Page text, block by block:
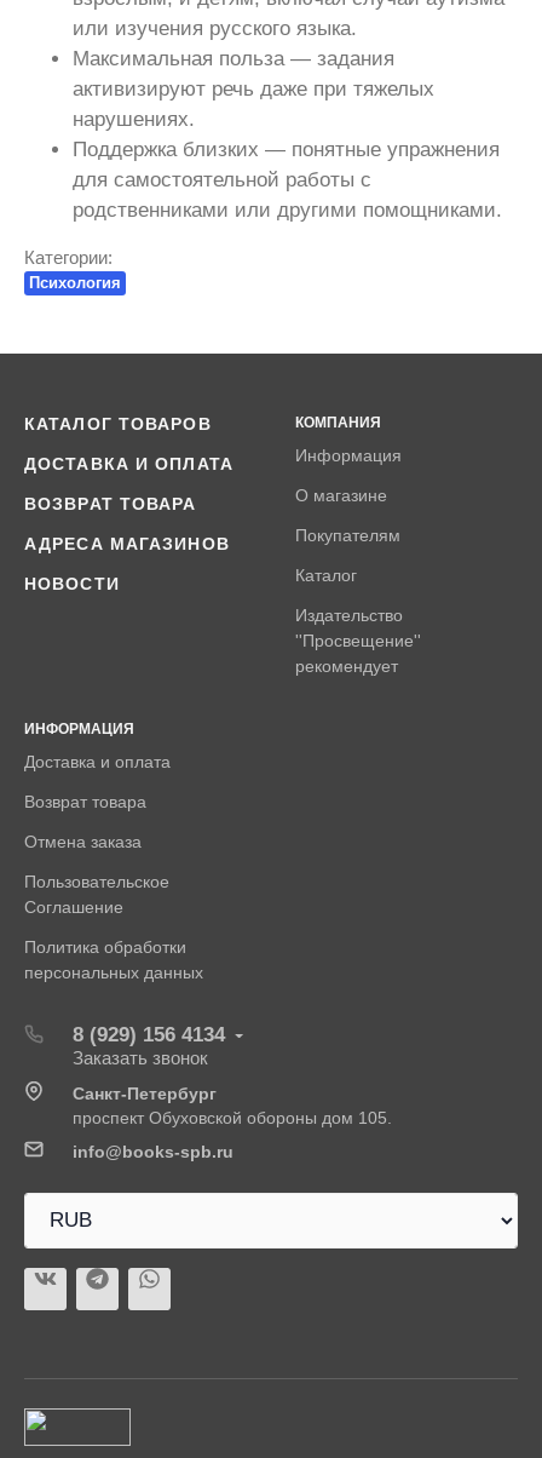
или изучения русского языка.
Максимальная польза — задания
активизируют речь даже при тяжелых
нарушениях.
Поддержка близких — понятные упражнения
для самостоятельной работы с
родственниками или другими помощниками.
Категории:
Психология
КАТАЛОГ ТОВАРОВ
ДОСТАВКА И ОПЛАТА
ВОЗВРАТ ТОВАРА
АДРЕСА МАГАЗИНОВ
НОВОСТИ
КОМПАНИЯ
Информация
О магазине
Покупателям
Каталог
Издательство
''Просвещение''
рекомендует
ИНФОРМАЦИЯ
Доставка и оплата
Возврат товара
Отмена заказа
Пользовательское
Соглашение
Политика обработки
персональных данных
8 (929) 156 4134
Заказать звонок
Санкт-Петербург
проспект Обуховской обороны дом 105.
info@books-spb.ru